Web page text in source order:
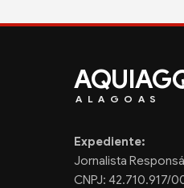
AQUIAG
ALAGOAS
Expediente:
Jornalista
CNPJ: 42.710.917/